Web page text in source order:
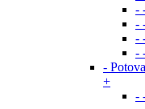
-
-
-
-
-
+
-